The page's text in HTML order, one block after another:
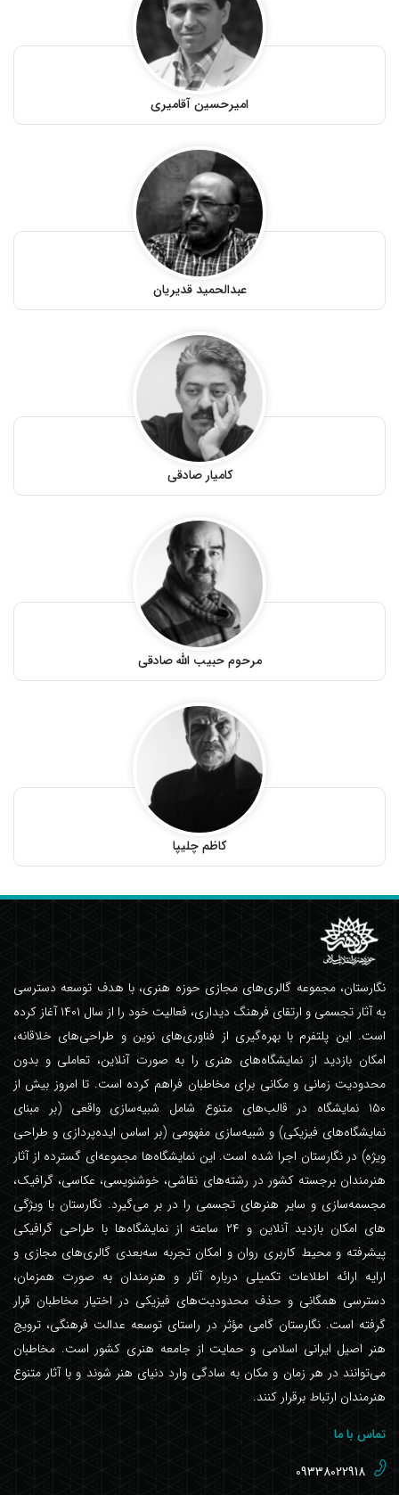
امیرحسین آقامیری
عبدالحمید قدیریان
کامیار صادقی
مرحوم حبیب الله صادقی
کاظم چلیپا
نگارستان، مجموعه گالری‌های مجازی حوزه هنری، با هدف توسعه دسترسی
به آثار تجسمی و ارتقای فرهنگ دیداری، فعالیت خود را از سال ۱۴۰۱ آغاز کرده
است. این پلتفرم با بهره‌گیری از فناوری‌های نوین و طراحی‌های خلاقانه،
امکان بازدید از نمایشگاه‌های هنری را به صورت آنلاین، تعاملی و بدون
محدودیت زمانی و مکانی برای مخاطبان فراهم کرده است. تا امروز بیش از
۱۵۰ نمایشگاه در قالب‌های متنوع شامل شبیه‌سازی واقعی (بر مبنای
نمایشگاه‌های فیزیکی) و شبیه‌سازی مفهومی (بر اساس ایده‌پردازی و طراحی
ویژه) در نگارستان اجرا شده است. این نمایشگاه‌ها مجموعه‌ای گسترده از آثار
هنرمندان برجسته کشور در رشته‌های نقاشی، خوشنویسی، عکاسی، گرافیک،
مجسمه‌سازی و سایر هنرهای تجسمی را در بر می‌گیرد. نگارستان با ویژگی
های امکان بازدید آنلاین و ۲۴ ساعته از نمایشگاه‌ها با طراحی گرافیکی
پیشرفته و محیط کاربری روان و امکان تجربه سه‌بعدی گالری‌های مجازی و
ارایه ارائه اطلاعات تکمیلی درباره آثار و هنرمندان به صورت همزمان،
دسترسی همگانی و حذف محدودیت‌های فیزیکی در اختیار مخاطبان قرار
گرفته است. نگارستان گامی مؤثر در راستای توسعه عدالت فرهنگی، ترویج
هنر اصیل ایرانی اسلامی و حمایت از جامعه هنری کشور است. مخاطبان
می‌توانند در هر زمان و مکان به سادگی وارد دنیای هنر شوند و با آثار متنوع
هنرمندان ارتباط برقرار کنند.
تماس با ما
09338022918